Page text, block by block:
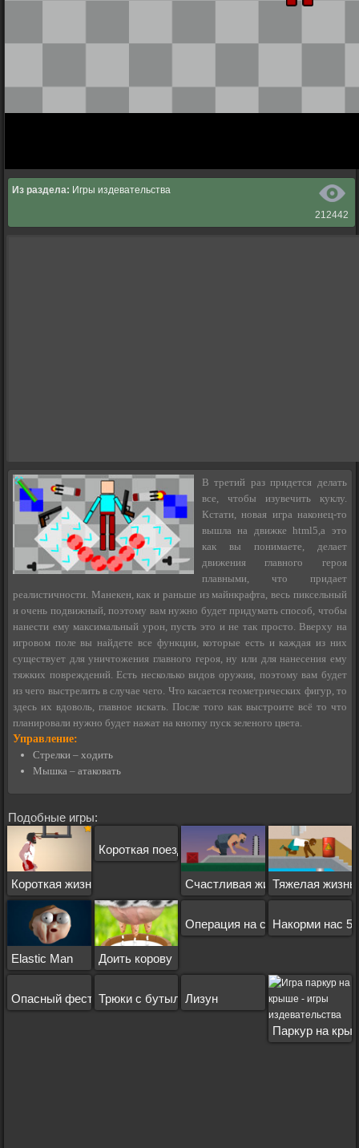
212442
Из раздела: Игры издевательства
В третий раз придется делать
все, чтобы изувечить куклу.
Кстати, новая игра наконец-то
вышла на движке html5,а это
как вы понимаете, делает
движения главного героя
плавными, что придает
реалистичности. Манекен, как и раньше из майнкрафта, весь пиксельный
и очень подвижный, поэтому вам нужно будет придумать способ, чтобы
нанести ему максимальный урон, пусть это и не так просто. Вверху на
игровом поле вы найдете все функции, которые есть и каждая из них
существует для уничтожения главного героя, ну или для нанесения ему
тяжких повреждений. Есть несколько видов оружия, поэтому вам будет
из чего выстрелить в случае чего. Что касается геометрических фигур, то
здесь их вдоволь, главное искать. После того как выстроите всё то что
планировали нужно будет нажат на кнопку пуск зеленого цвета.
Управление:
Стрелки – ходить
Мышка – атаковать
Подобные игры:
Короткая жизнь
Короткая поездка
Счастливая жизньТяжелая жизнь
Elastic Man Доить корову
Операция на сердцеНакорми нас 5
Опасный фестивальТрюки с бутылкойЛизун
Паркур на